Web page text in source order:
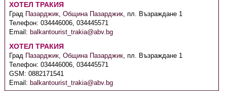
ХОТЕЛ ТРАКИЯ
Град Пазарджик,Община Пазарджик,пл. Възраждане 1
Телефон:034446006, 034445571
Email: balkantourist_trakia@abv.bg
ХОТЕЛ ТРАКИЯ
Град Пазарджик,Община Пазарджик,пл. Възраждане 1
Телефон:034446006, 034445571
GSM:0882171541
Email: balkantourist_trakia@abv.bg